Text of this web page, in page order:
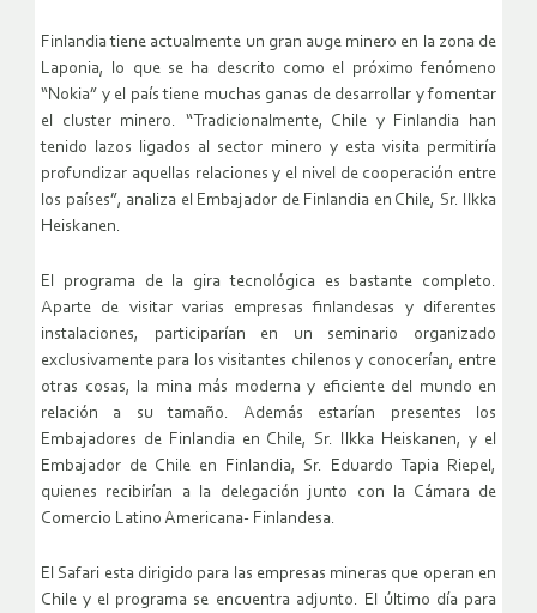
Finlandia tiene actualmente un gran auge minero en la zona de
Laponia, lo que se ha descrito como el próximo fenómeno
“Nokia” y el país tiene muchas ganas de desarrollar y fomentar
el cluster minero. “Tradicionalmente, Chile y Finlandia han
tenido lazos ligados al sector minero y esta visita permitiría
profundizar aquellas relaciones y el nivel de cooperación entre
los países”, analiza el Embajador de Finlandia en Chile, Sr. Ilkka
Heiskanen.
El programa de la gira tecnológica es bastante completo.
Aparte de visitar varias empresas finlandesas y diferentes
instalaciones, participarían en un seminario organizado
exclusivamente para los visitantes chilenos y conocerían, entre
otras cosas, la mina más moderna y eficiente del mundo en
relación a su tamaño. Además estarían presentes los
Embajadores de Finlandia en Chile, Sr. Ilkka Heiskanen, y el
Embajador de Chile en Finlandia, Sr. Eduardo Tapia Riepel,
quienes recibirían a la delegación junto con la Cámara de
Comercio Latino Americana- Finlandesa.
El Safari esta dirigido para las empresas mineras que operan en
Chile y el programa se encuentra adjunto. El último día para